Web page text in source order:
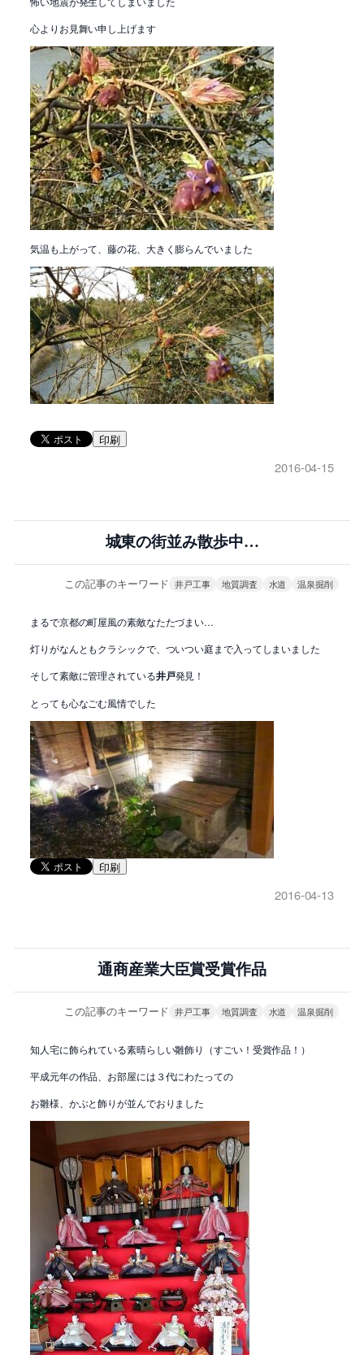
心よりお見舞い申し上げます
気温も上がって、藤の花、大きく膨らんでいました
印刷
2016-04-15
城東の街並み散歩中…
この記事のキーワード 井戸工事 地質調査 水道 温泉掘削
まるで京都の町屋風の素敵なたたづまい…
灯りがなんともクラシックで、ついつい庭まで入ってしまいました
そして素敵に管理されている井戸発見！
とっても心なごむ風情でした
印刷
2016-04-13
通商産業大臣賞受賞作品
この記事のキーワード 井戸工事 地質調査 水道 温泉掘削
知人宅に飾られている素晴らしい雛飾り（すごい！受賞作品！）
平成元年の作品、お部屋には３代にわたっての
お雛様、かぶと飾りが並んでおりました